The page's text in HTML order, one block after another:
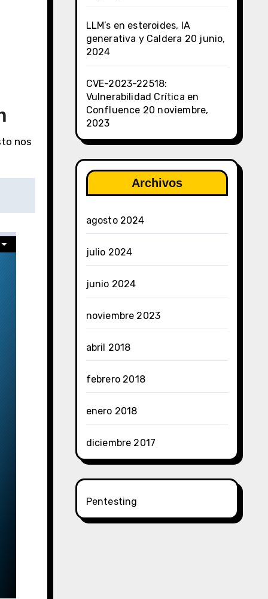
nos
LLM’s en esteroides, IA
generativa y Caldera 20 junio,
2024
CVE-2023-22518:
Vulnerabilidad Crítica en
Confluence 20 noviembre,
2023
Archivos
agosto 2024
julio 2024
junio 2024
noviembre 2023
abril 2018
febrero 2018
enero 2018
diciembre 2017
Pentesting